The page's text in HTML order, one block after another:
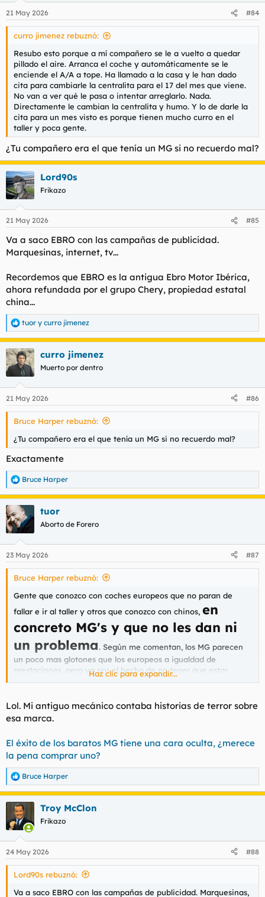
e
s
21 May 2026 #84
curro jimenez rebuznó:
Resubo esto porque a mí compañero se le a vuelto a quedar
pillado el aire. Arranca el coche y automáticamente se le
enciende el A/A a tope. Ha llamado a la casa y le han dado
cita para cambiarle la centralita para el 17 del mes que viene.
No van a ver qué le pasa o intentar arreglarlo. Nada.
Directamente le cambian la centralita y humo. Y lo de darle la
cita para un mes visto es porque tienen mucho curro en el
taller y poca gente.
¿Tu compañero era el que tenía un MG si no recuerdo mal?
Lord90s
Frikazo
21 May 2026 #85
Va a saco EBRO con las campañas de publicidad.
Marquesinas, internet, tv...
Recordemos que EBRO es la antigua Ebro Motor Ibérica,
ahora refundada por el grupo Chery, propiedad estatal
china...
R
e
a
c
c
e
s
tuor y curro jimenez
curro jimenez
Muerto por dentro
21 May 2026 #86
Bruce Harper rebuznó:
¿Tu compañero era el que tenía un MG si no recuerdo mal?
Exactamente
R
e
a
c
c
i
e
s
Bruce Harper
tuor
Aborto de Forero
23 May 2026 #87
Bruce Harper rebuznó:
Gente que conozco con coches europeos que no paran de
fallar e ir al taller y otros que conozco con chinos, en
concreto MG's y que no les dan ni
un problema. Según me comentan, los MG parecen
un poco mas glotones que los europeos a igualdad de
prestaciones, pero ya por el hecho de no tener que estar
viendo lucecitas encendidas en el cuadro cada dos por tres y
Yo en estos momentos no descartaría un mg gasolina. El hecho
de ser chino no me iba a echar para atrás ni mucho menos.
Y moto, eso sí, japonesa. Ahí de momento no cedo.
Haz clic para expandir...
Lol. Mi antiguo mecánico contaba historias de terror sobre
esa marca.
El éxito de los baratos MG tiene una cara oculta, ¿merece
la pena comprar uno?
R
e
a
c
i
e
s
Bruce Harper
Troy McClon
Frikazo
24 May 2026 #88
Lord90s rebuznó:
Va a saco EBRO con las campañas de publicidad. Marquesinas,